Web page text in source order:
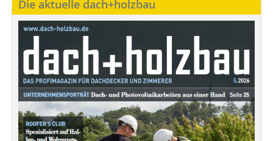
Die aktuelle dach+holzbau